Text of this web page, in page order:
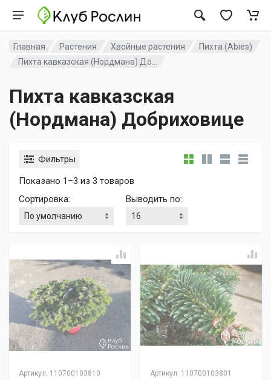
Главная Растения Хвойные растения
Пихта (Abies)
Пихта кавказская (Нордмана) До...
Пихта кавказская
(Нордмана) Добриховице
Фильтры
Показано 1–3 из 3 товаров
Сортировка: Выводить по:
Артикул: 110700103810 Артикул: 110700103801